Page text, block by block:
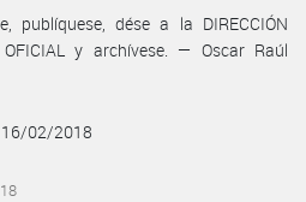
publíquese, dése a la DIRECCIÓN
OFICIAL y archívese. — Oscar Raúl
16/02/2018